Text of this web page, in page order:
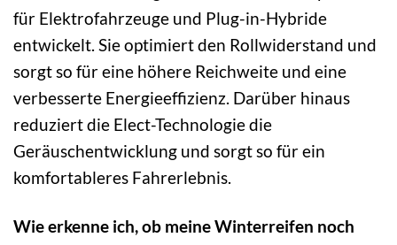
für Elektrofahrzeuge und Plug-in-Hybride
entwickelt. Sie optimiert den Rollwiderstand und
sorgt so für eine höhere Reichweite und eine
verbesserte Energieeffizienz. Darüber hinaus
reduziert die Elect-Technologie die
Geräuschentwicklung und sorgt so für ein
komfortableres Fahrerlebnis.
Wie erkenne ich, ob meine Winterreifen noch